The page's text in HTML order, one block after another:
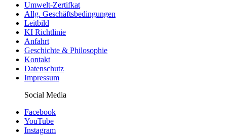
Umwelt-Zertifkat
Allg. Geschäftsbedingungen
Leitbild
KI Richtlinie
Anfahrt
Geschichte & Philosophie
Kontakt
Datenschutz
Impressum
Social Media
Facebook
YouTube
Instagram